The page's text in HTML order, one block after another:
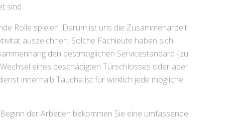
sind.
Rolle spielen. Darum ist uns die Zusammenarbeit
auszeichnen. Solche Fachleute haben sich
den bestmöglichen Servicestandard {zu
eines beschädigten Türschlosses oder aber
innerhalb Taucha ist für wirklich jede mögliche
der Arbeiten bekommen Sie eine umfassende